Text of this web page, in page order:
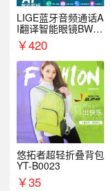
LIGE蓝牙音频通话A
I翻译智能眼镜BWM
89
￥420
悠拓者超轻折叠背包
YT-B0023
￥35